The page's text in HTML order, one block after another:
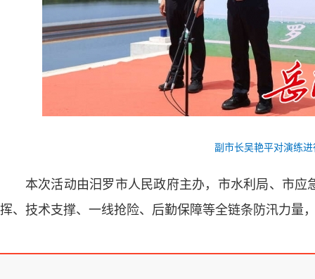
副市长吴艳平对演练
本次活动由汨罗市人民政府主办，市水利局、市
挥、技术支撑、一线抢险、后勤保障等全链条防汛力量